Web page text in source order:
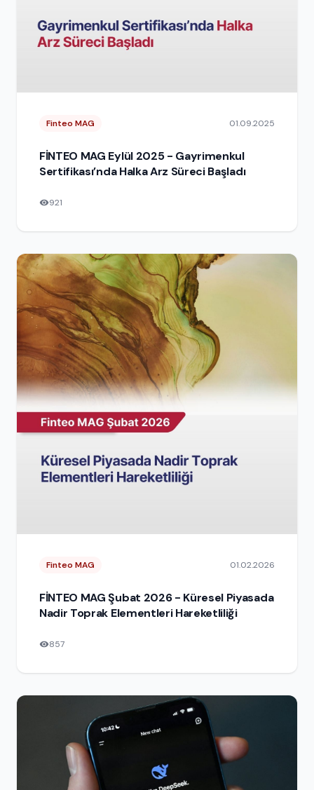
Finteo MAG 01.09.2025
FİNTEO MAG Eylül 2025 - Gayrimenkul
Sertifikası’nda Halka Arz Süreci Başladı
921
Finteo MAG 01.02.2026
FİNTEO MAG Şubat 2026 - Küresel Piyasada
Nadir Toprak Elementleri Hareketliliği
857